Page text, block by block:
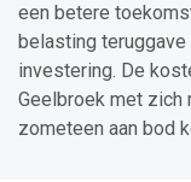
een betere
belasting
investering. De
Geelbroek met zich
zometeen aan bod